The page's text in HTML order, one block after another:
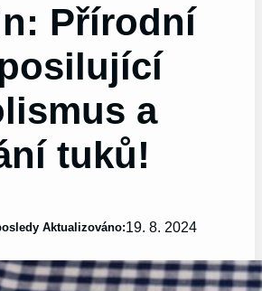
Přírodní
a
tuků!
Aktualizováno:19. 8. 2024